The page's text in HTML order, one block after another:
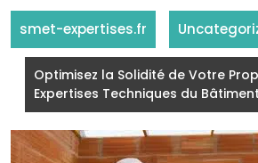
smet-expertises.fr
Optimisez la Solidité de Votre
Expertises Techniques du Bâtiment